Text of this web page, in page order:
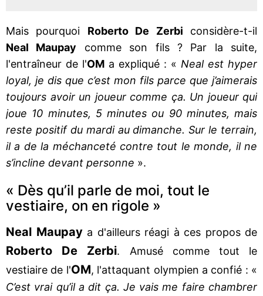
Mais pourquoi Roberto De Zerbi considère-t-il
Neal Maupay comme son fils ? Par la suite,
l'entraîneur de l'OM a expliqué : « Neal est hyper
loyal, je dis que c’est mon fils parce que j’aimerais
toujours avoir un joueur comme ça. Un joueur qui
joue 10 minutes, 5 minutes ou 90 minutes, mais
reste positif du mardi au dimanche. Sur le terrain,
il a de la méchanceté contre tout le monde, il ne
s’incline devant personne ».
« Dès qu’il parle de moi, tout le
vestiaire, on en rigole »
Neal Maupaya d'ailleurs réagi à ces propos de
Roberto De Zerbi. Amusé comme tout le
vestiaire de l'OM, l'attaquant olympien a confié : «
C’est vrai qu’il a dit ça. Je vais me faire chambrer